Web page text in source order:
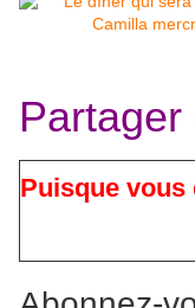
Puisque